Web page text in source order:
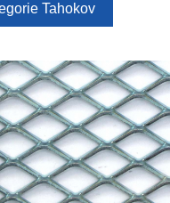
Tahokov